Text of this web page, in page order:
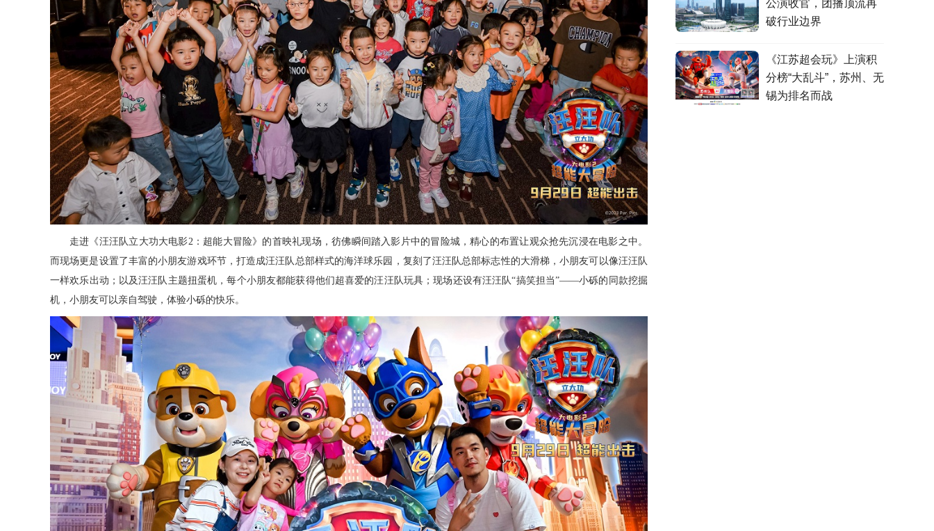
走进《汪汪队立大功大电影2：超能大冒险》的首映礼现场，彷佛瞬间踏入影片中的冒险城，精心的布置让观众抢先沉浸在电影之中。
而现场更是设置了丰富的小朋友游戏环节，打造成汪汪队总部样式的海洋球乐园，复刻了汪汪队总部标志性的大滑梯，小朋友可以像汪汪队
一样欢乐出动；以及汪汪队主题扭蛋机，每个小朋友都能获得他们超喜爱的汪汪队玩具；现场还设有汪汪队“搞笑担当”——小砾的同款挖掘
机，小朋友可以亲自驾驶，体验小砾的快乐。
公演收官，团播顶流再
破行业边界
《江苏超会玩》上演积
分榜“大乱斗”，苏州、无
锡为排名而战